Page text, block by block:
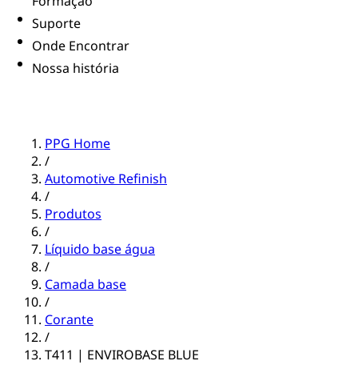
Suporte
Onde Encontrar
Nossa história
PPG Home
/
Automotive Refinish
/
Produtos
/
Líquido base água
/
Camada base
/
Corante
/
T411 | ENVIROBASE BLUE